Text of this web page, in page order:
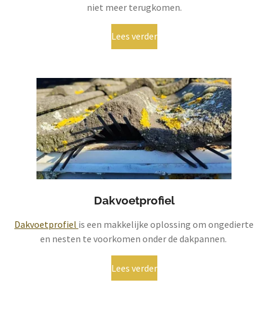
niet meer terugkomen.
Lees verder
Dakvoetprofiel
Dakvoetprofiel is een makkelijke oplossing om ongedierte
en nesten te voorkomen onder de dakpannen.
Lees verder